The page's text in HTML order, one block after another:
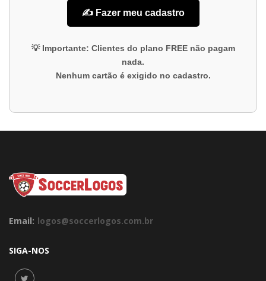
✍️ Fazer meu cadastro
💡 Importante: Clientes do plano FREEnão pagam
nada.
Nenhum cartão é exigido no cadastro.
Email: logos@soccerlogos.com.br
SIGA-NOS